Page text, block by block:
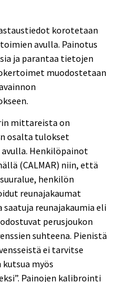
korotetaan
avulla. Painotus
ja parantaa tietojen
muodostetaan
mittareista on
osalta tulokset
Henkilöpainot
(CALMAR) niin, että
henkilön
reunajakaumat
reunajakaumia eli
perusjoukon
suhteena. Pienistä
ei tarvitse
myös
Painojen kalibrointi